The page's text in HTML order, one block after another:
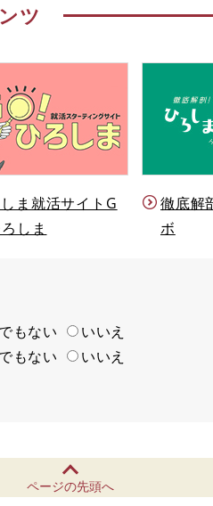
ツ
ま就活サイトG
しま
徹底解
ボ
もない
いいえ
もない いいえ
ページの先頭へ